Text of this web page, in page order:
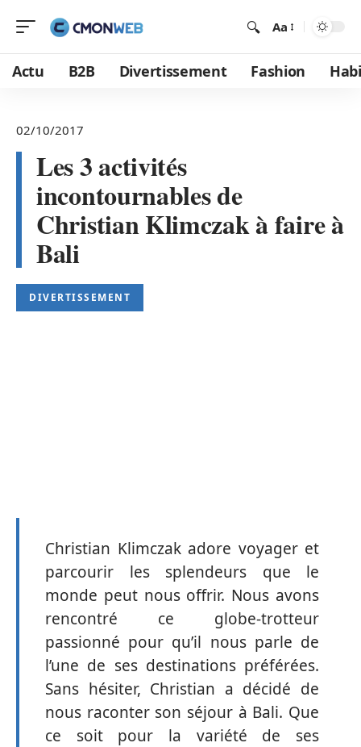
Aa
Actu B2B Divertissement Fashion
02/10/2017
Les 3 activités
incontournables de
Christian Klimczak à faire à
Bali
DIVERTISSEMENT
Christian Klimczak adore voyager et
parcourir les splendeurs que le
monde peut nous offrir. Nous avons
rencontré ce globe-trotteur
passionné pour qu’il nous parle de
l’une de ses destinations préférées.
Sans hésiter, Christian a décidé de
nous raconter son séjour à Bali. Que
ce soit pour la variété de ses